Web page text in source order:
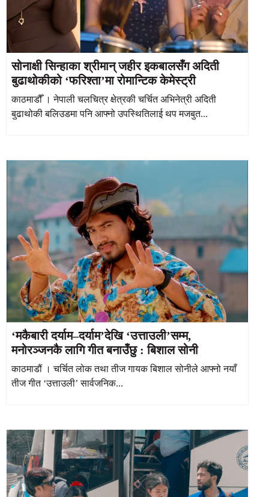
सोनाक्षी सिन्हाका श्रीमान् जहीर इकबालसँग अदिती
बुढाथोकीको ‘फरिश्ता’मा रोमान्टिक केमेस्ट्री
काठमाडौँ । नेपाली चलचित्र क्षेत्रकी चर्चित अभिनेत्री अदिती
बुढाथोकी बलिउडमा पनि आफ्नो उपस्थितिलाई थप मजबुत...
‘मकैबारी दर्याम–दर्याम’देखि ‘उत्ताउली’सम्म,
मनोरञ्जनकै लागि गीत बनाउँछु : बिशाल सोनी
काठमाडौं । चर्चित लोक तथा तीज गायक बिशाल सोनीले आफ्नो नयाँ
तीज गीत ‘उत्ताउली’ सार्वजनिक...